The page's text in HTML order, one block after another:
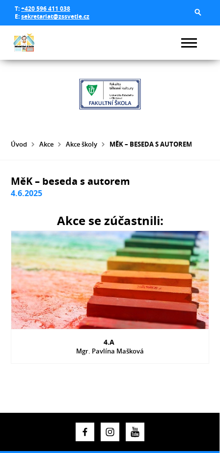
T:+420 596 411 038
E:sekretariat@zssvetle.cz
Úvod Akce Akce školy MĚK – BESEDA S AUTOREM
MěK – beseda s autorem
4.6.2025
Akce se zúčastnili:
4.A
Mgr. Pavlína Mašková